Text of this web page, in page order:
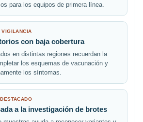
para los equipos de primera línea.
VIGILANCIA
con baja cobertura
en distintas regiones recuerdan la
los esquemas de vacunación y
los síntomas.
a la investigación de brotes